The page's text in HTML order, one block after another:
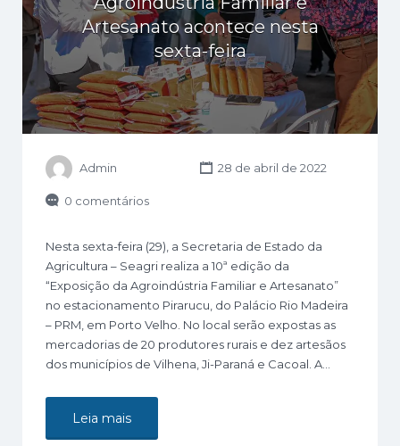
Artesanato acontece nesta
sexta-feira
Admin 28 de abril de 2022
0 comentários
Nesta sexta-feira (29), a Secretaria de Estado da
Agricultura – Seagri realiza a 10ª edição da
“Exposição da Agroindústria Familiar e Artesanato”
no estacionamento Pirarucu, do Palácio Rio Madeira
– PRM, em Porto Velho. No local serão expostas as
mercadorias de 20 produtores rurais e dez artesãos
dos municípios de Vilhena, Ji-Paraná e Cacoal. A…
Leia mais